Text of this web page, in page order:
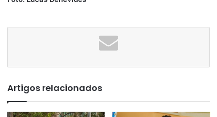
Artigos relacionados